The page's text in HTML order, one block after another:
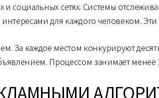
социальных сетях. Системы
для каждого человеком.
За каждое местом конкурируют
Процессом занимает